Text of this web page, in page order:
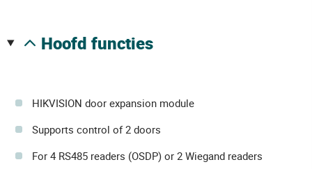
hoofd functies
HIKVISION door expansion module
Supports control of 2 doors
For 4 RS485 readers (OSDP) or 2 Wiegand readers